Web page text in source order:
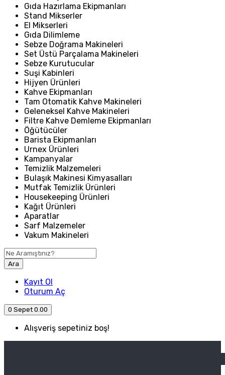
Gıda Hazırlama Ekipmanları
Stand Mikserler
El Mikserleri
Gıda Dilimleme
Sebze Doğrama Makineleri
Set Üstü Parçalama Makineleri
Sebze Kurutucular
Suşi Kabinleri
Hijyen Ürünleri
Kahve Ekipmanları
Tam Otomatik Kahve Makineleri
Geleneksel Kahve Makineleri
Filtre Kahve Demleme Ekipmanları
Öğütücüler
Barista Ekipmanları
Urnex Ürünleri
Kampanyalar
Temizlik Malzemeleri
Bulaşık Makinesi Kimyasalları
Mutfak Temizlik Ürünleri
Housekeeping Ürünleri
Kağıt Ürünleri
Aparatlar
Sarf Malzemeler
Vakum Makineleri
Ara
Kayıt Ol
Oturum Aç
0 Sepet 0.00
Alışveriş sepetiniz boş!